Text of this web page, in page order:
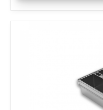
Sandwich
2-
in-